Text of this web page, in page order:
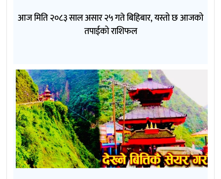
आज मिति २०८३ साल असार २५ गते बिहिबार, यस्तो छ आजको
तपाईको राशिफल